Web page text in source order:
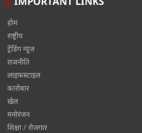
होम
राष्ट्रीय
ट्रेंडिंग न्यूज
राजनीति
लाइफस्टाइल
कारोबार
खेल
मनोरंजन
शिक्षा / रोजगार